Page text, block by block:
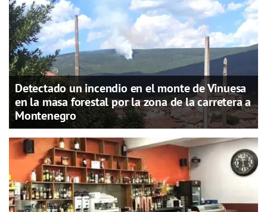
Detectado un incendio en el monte de Vinuesa
en la masa forestal por la zona de la carretera a
Montenegro